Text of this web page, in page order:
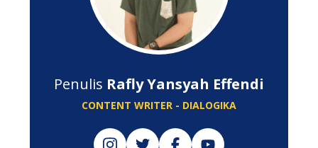
Penulis Rafly Yansyah Effendi
CONTENT WRITER - DIALOGIKA